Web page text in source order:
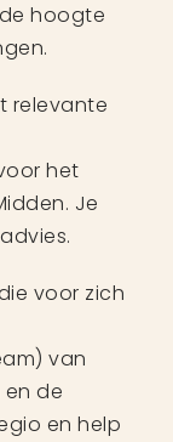
hoogte
relevante
het
Je
voor zich
van
de
en help